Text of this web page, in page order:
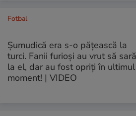
Fotbal
Șumudică era s-o pățească la
turci. Fanii furioși au vrut să sară
la el, dar au fost opriți în ultimul
moment! | VIDEO